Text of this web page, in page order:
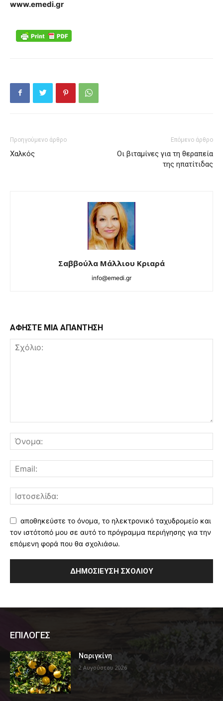
www.emedi.gr
Προηγούμενο άρθρο
Χαλκός
Επόμενο άρθρο
Οι βιταμίνες για τη θεραπεία
της ηπατίτιδας
Σαββούλα Μάλλιου Κριαρά
info@emedi.gr
ΑΦΗΣΤΕ ΜΙΑ ΑΠΑΝΤΗΣΗ
αποθηκεύστε το όνομα, το ηλεκτρονικό ταχυδρομείο και
τον ιστότοπό μου σε αυτό το πρόγραμμα περιήγησης για την
επόμενη φορά που θα σχολιάσω.
ΕΠΙΛΟΓΕΣ
Ναριγκίνη
2 Αυγούστου 2026